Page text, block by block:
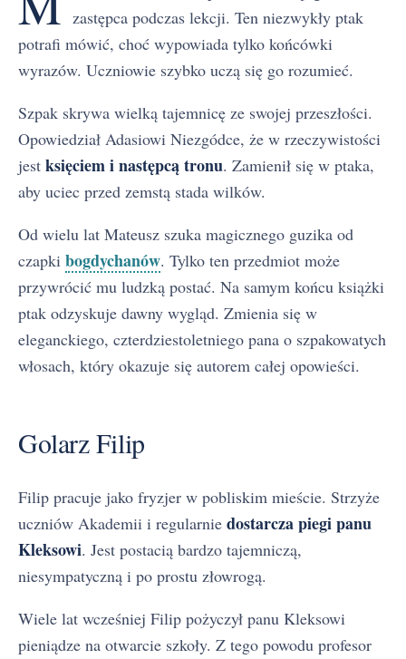
zastępca podczas lekcji. Ten niezwykły ptak
potrafi mówić, choć wypowiada tylko końcówki
wyrazów. Uczniowie szybko uczą się go rozumieć.
Szpak skrywa wielką tajemnicę ze swojej przeszłości.
Opowiedział Adasiowi Niezgódce, że w rzeczywistości
jest księciem i następcą tronu. Zamienił się w ptaka,
aby uciec przed zemstą stada wilków.
Od wielu lat Mateusz szuka magicznego guzika od
czapki bogdychanów. Tylko ten przedmiot może
przywrócić mu ludzką postać. Na samym końcu książki
ptak odzyskuje dawny wygląd. Zmienia się w
eleganckiego, czterdziestoletniego pana o szpakowatych
włosach, który okazuje się autorem całej opowieści.
Golarz Filip
Filip pracuje jako fryzjer w pobliskim mieście. Strzyże
uczniów Akademii i regularnie dostarcza piegi panu
Kleksowi. Jest postacią bardzo tajemniczą,
niesympatyczną i po prostu złowrogą.
Wiele lat wcześniej Filip pożyczył panu Kleksowi
pieniądze na otwarcie szkoły. Z tego powodu profesor